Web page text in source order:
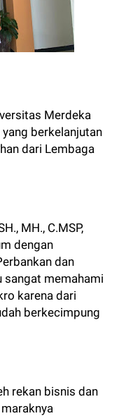
Merdeka
berkelanjutan
dari Lembaga
MH., C.MSP,
dengan
dan
sangat memahami
karena dari
berkecimpung
rekan bisnis dan